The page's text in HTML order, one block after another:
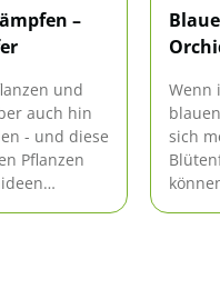
–
und
auch hin
- und diese
Pflanzen
Wenn
sich